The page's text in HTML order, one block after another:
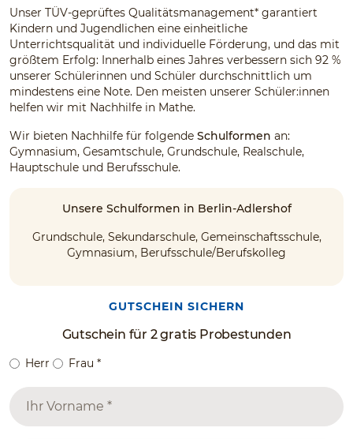
Unser TÜV-geprüftes Qualitätsmanagement* garantiert
Kindern und Jugendlichen eine einheitliche
Unterrichtsqualität und individuelle Förderung, und das mit
größtem Erfolg: Innerhalb eines Jahres verbessern sich 92 %
unserer Schülerinnen und Schüler durchschnittlich um
mindestens eine Note. Den meisten unserer Schüler:innen
helfen wir mit Nachhilfe in Mathe.
Wir bieten Nachhilfe für folgende Schulformen an:
Gymnasium, Gesamtschule, Grundschule, Realschule,
Hauptschule und Berufsschule.
Unsere Schulformen in Berlin-Adlershof
Grundschule, Sekundarschule, Gemeinschaftsschule,
Gymnasium, Berufsschule/Berufskolleg
GUTSCHEIN SICHERN
Gutschein für 2 gratis Probestunden
Herr Frau *